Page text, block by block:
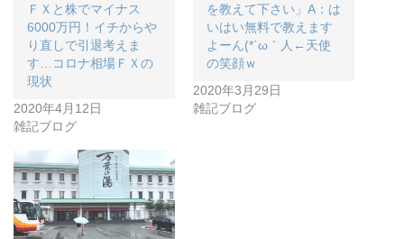
ＦＸと株でマイナス
6000万円！イチからや
り直しで引退考えま
す…コロナ相場ＦＸの
現状
2020年4月12日
雑記ブログ
を教えて下さい」A：は
いはい無料で教えます
よーん(*´ω｀人←天使
の笑顔ｗ
2020年3月29日
雑記ブログ